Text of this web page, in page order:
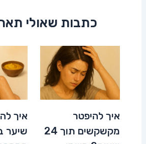
כתבות שאולי
איך להיפטר
מקשקשים תוך 24
איך
שיער